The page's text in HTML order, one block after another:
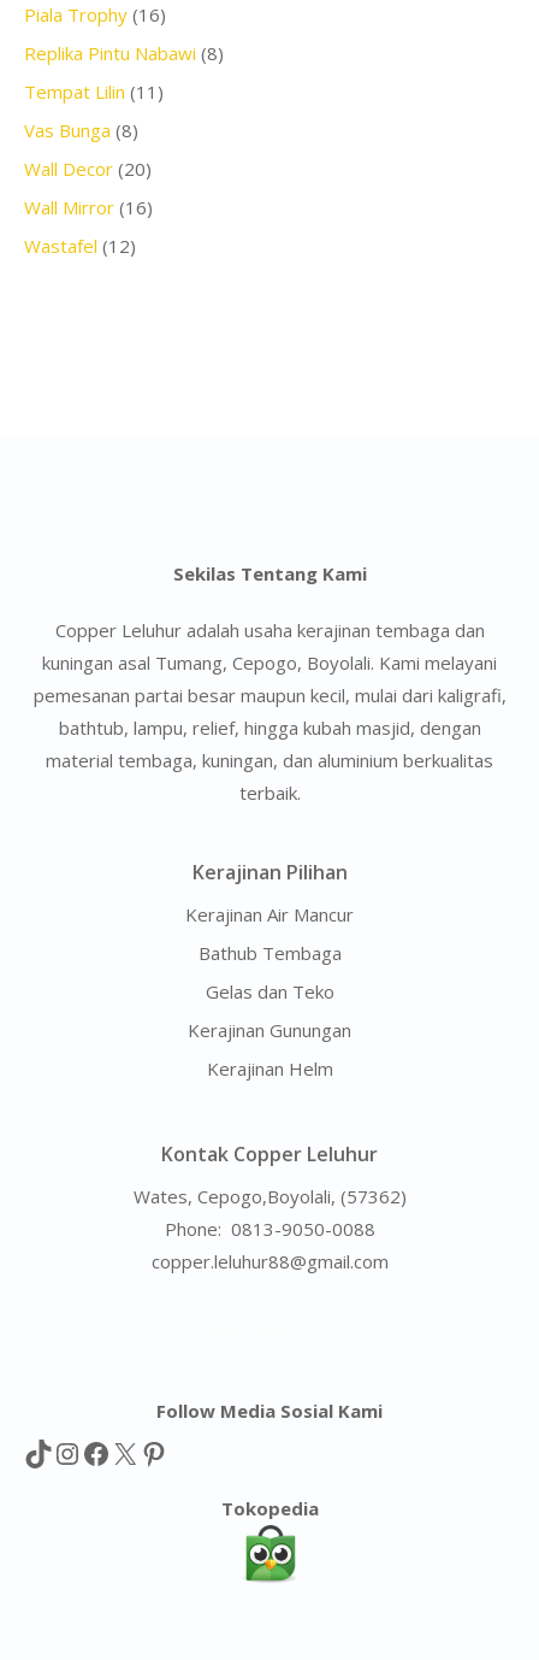
Piala Trophy (16)
Replika Pintu Nabawi (8)
Tempat Lilin (11)
Vas Bunga (8)
Wall Decor (20)
Wall Mirror (16)
Wastafel (12)
Sekilas Tentang Kami
Copper Leluhur adalah usaha kerajinan tembaga dan
kuningan asal Tumang, Cepogo, Boyolali. Kami melayani
pemesanan partai besar maupun kecil, mulai dari kaligrafi,
bathtub, lampu, relief, hingga kubah masjid, dengan
material tembaga, kuningan, dan aluminium berkualitas
terbaik.
Kerajinan Pilihan
Kerajinan Air Mancur
Bathub Tembaga
Gelas dan Teko
Kerajinan Gunungan
Kerajinan Helm
Kontak Copper Leluhur
Wates, Cepogo,Boyolali, (57362)
Phone: 0813-9050-0088
copper.leluhur88@gmail.com
Follow Media Sosial Kami
TikTok
Instagram
Facebook
X Pinterest
Tokopedia